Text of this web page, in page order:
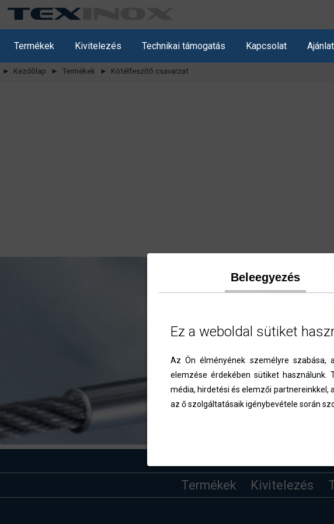
Termékek Kivitelezés Technikai támogatás Kapcsolat
► Kezdőlap ► Termékek ► Kötélfeszítő csavarzat
Termékek Kivitelezés
Beleegyezés
Ez a weboldal sütiket
Az Ön élményének személyre szabása,
elemzése érdekében sütiket
média, hirdetési és elemzői partnereinkkel,
az ő szolgáltatásaik igénybevétele során